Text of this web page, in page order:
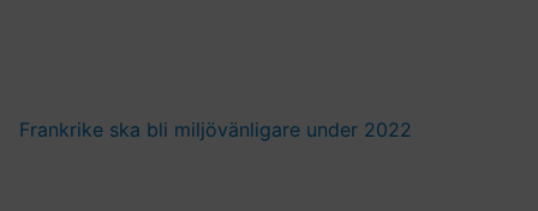
Frankrike ska bli miljövänligare under 2022